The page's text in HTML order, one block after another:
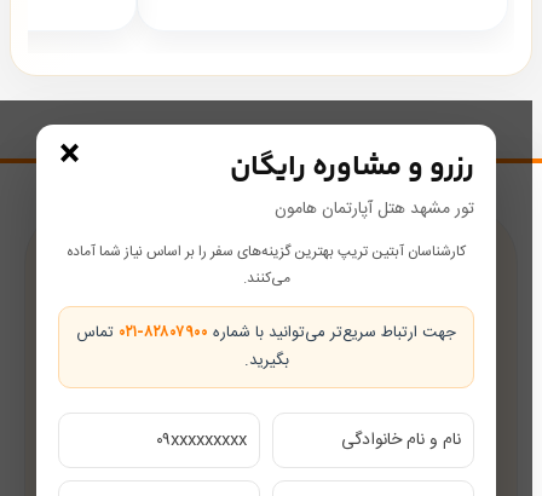
رزرو و مشاوره رایگان
تور مشهد هتل آپارتمان هامون
کارشناسان آبتین تریپ بهترین گزینه‌های سفر را بر اساس نیاز شما آماده
می‌کنند.
جهت ارتباط سریع‌تر می‌توانید با شماره ۰۲۱-۸۲۸۰۷۹۰۰ تماس
بگیرید.
×
پشتیبانی در طول سفر
همراه شما از رزرو تا بازگشت
تضمین بهترین قیمت
قیمت‌های رقابتی
مشاوره رایگان
کارشناسان مجرب گردشگری